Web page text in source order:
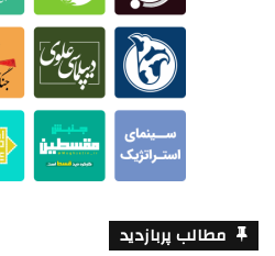
مطالب پربازدید